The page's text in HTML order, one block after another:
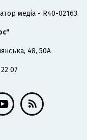
медіа - R40-02163.
48, 50А
07